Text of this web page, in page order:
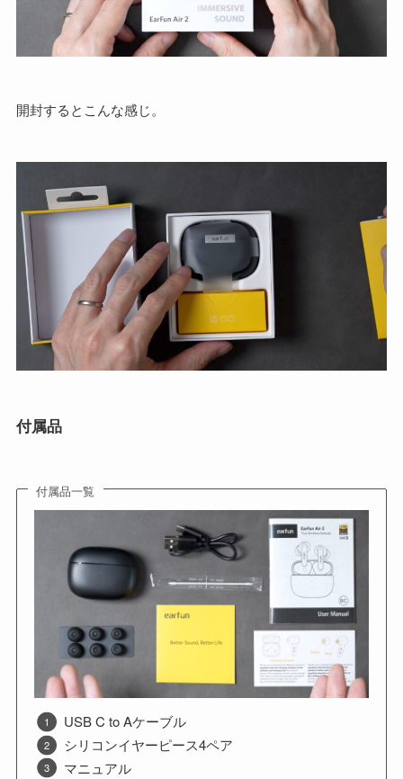
開封するとこんな感じ。
付属品
付属品一覧
USB C to Aケーブル
シリコンイヤーピース4ペア
マニュアル